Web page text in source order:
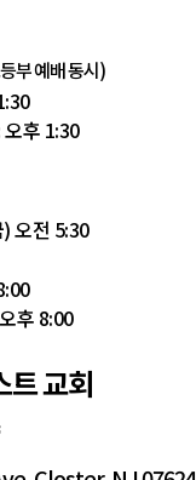
부 예배 동시)
후 1:30
오전 5:30
후 8:00
트 교회